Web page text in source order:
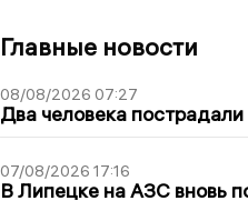
Главные новости
08/08/2026 07:27
Два человека
07/08/2026 17:16
В Липецке на АЗС вновь